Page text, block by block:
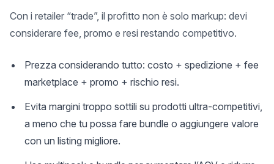
Con i retailer “trade”, il profitto non è solo markup: devi
considerare fee, promo e resi restando competitivo.
Prezza considerando tutto: costo + spedizione + fee
marketplace + promo + rischio resi.
Evita margini troppo sottili su prodotti ultra-competitivi,
a meno che tu possa fare bundle o aggiungere valore
con un listing migliore.